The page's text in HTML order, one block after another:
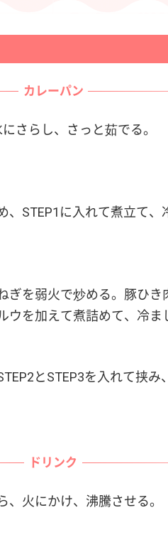
カレーパン
さらし、さっと茹でる。
STEP1に入れて煮立て、
ぎを弱火で炒める。豚ひ
を加えて煮詰めて、冷ま
とSTEP3を入れて挟
ドリンク
火にかけ、沸騰させる。